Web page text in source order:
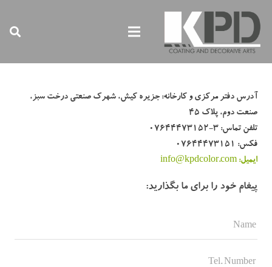
آدرس دفتر مرکزی و کارخانه: جزیره کیش، شهرک صنعتی درخت سبز،
صنعت دوم، پلاک 45
تلفن تماس: 3-07644473152
فکس: 07644473151
ایمیل: info@kpdcolor.com
پیغام خود را برای ما بگذارید: